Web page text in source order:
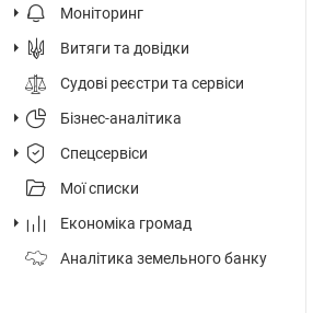
Моніторинг
Витяги та довідки
Судові реєстри та сервіси
Бізнес-аналітика
Спецсервіси
Мої списки
Економіка громад
Аналітика земельного банку